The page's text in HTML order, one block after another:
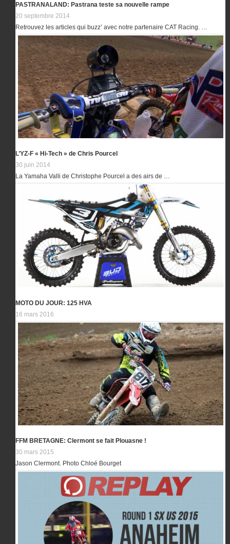
PASTRANALAND: Pastrana teste sa nouvelle rampe
20 septembre 2014
Retrouvez les articles qui buzz’ avec notre partenaire CAT Racing. …
L’YZ-F « Hi-Tech » de Chris Pourcel
30 juin 2014
La Yamaha Valli de Christophe Pourcel a des airs de …
MOTO DU JOUR: 125 HVA
16 mars 2016
FFM BRETAGNE: Clermont se fait Plouasne !
30 mars 2015
Jason Clermont. Photo Chloé Bourget